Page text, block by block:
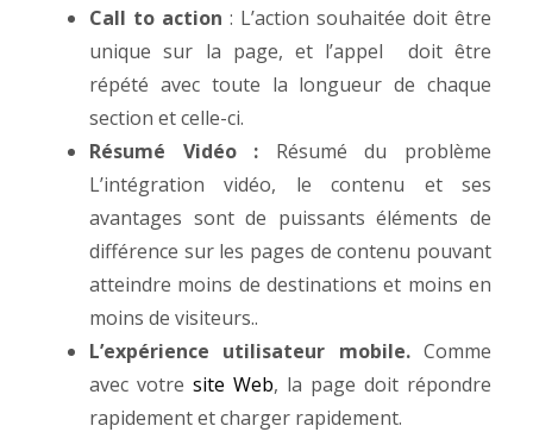
Call to action : L’action souhaitée doit être
unique sur la page, et l’appel doit être
répété avec toute la longueur de chaque
section et celle-ci.
Résumé Vidéo : Résumé du problème
L’intégration vidéo, le contenu et ses
avantages sont de puissants éléments de
différence sur les pages de contenu pouvant
atteindre moins de destinations et moins en
moins de visiteurs..
L’expérience utilisateur mobile.Comme
avec votre site Web, la page doit répondre
rapidement et charger rapidement.